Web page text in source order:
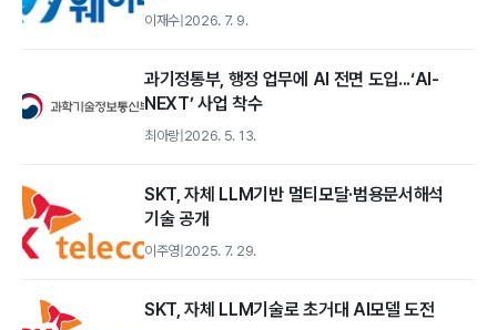
이재수 2026. 7. 9.
과기정통부, 행정 업무에 AI 전면 도입...‘AI-
NEXT’ 사업 착수
최아랑 2026. 5. 13.
SKT, 자체 LLM기반 멀티모달·범용문서해석
기술 공개
이주영 2025. 7. 29.
SKT, 자체 LLM기술로 초거대 AI모델 도전